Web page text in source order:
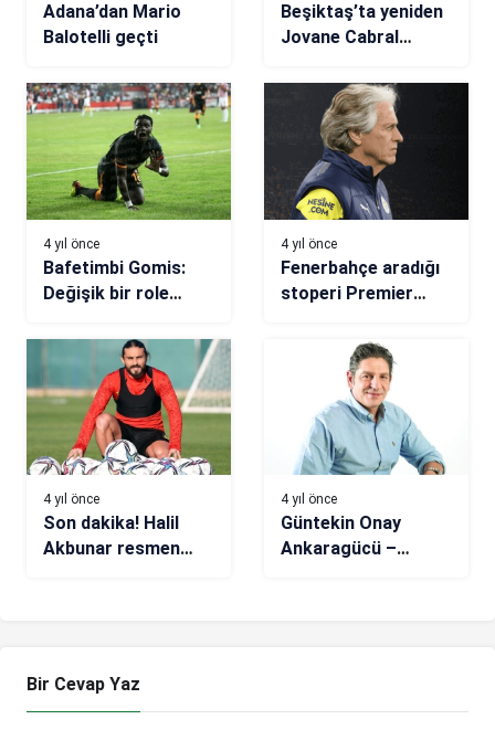
Adana’dan Mario
Balotelli geçti
Beşiktaş’ta yeniden
Jovane Cabral
4 yıl önce
Bafetimbi Gomis:
Değişik bir role
4 yıl önce
Fenerbahçe aradığı
stoperi Premier
4 yıl önce
Son dakika! Halil
Akbunar resmen
4 yıl önce
Güntekin Onay
Ankaragücü –
Bir Cevap Yaz